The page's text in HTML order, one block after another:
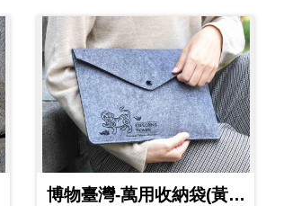
博物臺灣-萬用收納袋(黃虎